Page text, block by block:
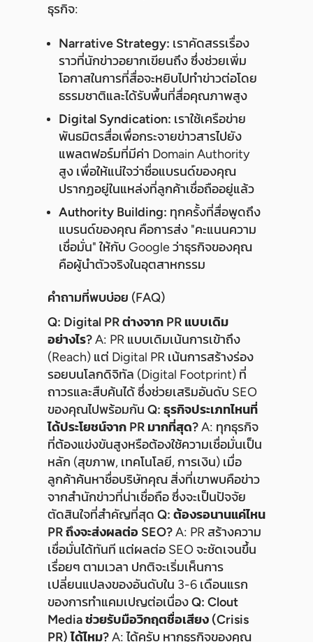
ธุรกิจ:
Narrative Strategy: เราคัดสรรเรื่อง
ราวที่นักข่าวอยากเขียนถึง ซึ่งช่วยเพิ่ม
โอกาสในการที่สื่อจะหยิบไปทำข่าวต่อโดย
ธรรมชาติและได้รับพื้นที่สื่อคุณภาพสูง
Digital Syndication: เราใช้เครือข่าย
พันธมิตรสื่อเพื่อกระจายข่าวสารไปยัง
แพลตฟอร์มที่มีค่า Domain Authority
สูง เพื่อให้แน่ใจว่าชื่อแบรนด์ของคุณ
ปรากฏอยู่ในแหล่งที่ลูกค้าเชื่อถืออยู่แล้ว
Authority Building: ทุกครั้งที่สื่อพูดถึง
แบรนด์ของคุณ คือการส่ง "คะแนนความ
เชื่อมั่น" ให้กับ Google ว่าธุรกิจของคุณ
คือผู้นำตัวจริงในอุตสาหกรรม
คำถามที่พบบ่อย (FAQ)
Q: Digital PR ต่างจาก PR แบบเดิม
อย่างไร?A: PR แบบเดิมเน้นการเข้าถึง
(Reach) แต่ Digital PR เน้นการสร้างร่อง
รอยบนโลกดิจิทัล (Digital Footprint) ที่
ถาวรและสืบค้นได้ ซึ่งช่วยเสริมอันดับ SEO
ของคุณไปพร้อมกัน Q: ธุรกิจประเภทไหนที่
ได้ประโยชน์จาก PR มากที่สุด?A: ทุกธุรกิจ
ที่ต้องแข่งขันสูงหรือต้องใช้ความเชื่อมั่นเป็น
หลัก (สุขภาพ, เทคโนโลยี, การเงิน) เมื่อ
ลูกค้าค้นหาชื่อบริษัทคุณ สิ่งที่เขาพบคือข่าว
จากสำนักข่าวที่น่าเชื่อถือ ซึ่งจะเป็นปัจจัย
ตัดสินใจที่สำคัญที่สุด Q: ต้องรอนานแค่ไหน
PR ถึงจะส่งผลต่อ SEO?A: PR สร้างความ
เชื่อมั่นได้ทันที แต่ผลต่อ SEO จะชัดเจนขึ้น
เรื่อยๆ ตามเวลา ปกติจะเริ่มเห็นการ
เปลี่ยนแปลงของอันดับใน 3-6 เดือนแรก
ของการทำแคมเปญต่อเนื่องQ: Clout
Media ช่วยรับมือวิกฤตชื่อเสียง (Crisis
PR) ได้ไหม?A: ได้ครับ หากธุรกิจของคุณ